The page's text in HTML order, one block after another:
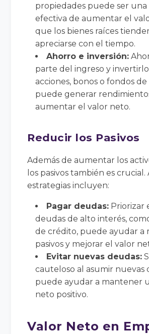
propiedades puede ser una
efectiva de aumentar el
que los bienes raíces
apreciarse con el tiempo.
Ahorro e inversión:
parte del ingreso y
acciones, bonos o fondos
puede generar
aumentar el valor neto.
Reducir los Pasivos
Además de aumentar los
los pasivos también es
estrategias incluyen:
Pagar deudas: Priorizar
deudas de alto interés,
de crédito, puede ayudar a
pasivos y mejorar el valor
Evitar nuevas deudas:
cauteloso al asumir nuevas
puede ayudar a mantener
neto positivo.
Valor Neto en